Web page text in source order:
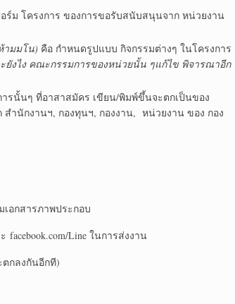
ร์ม โครงการ ของการขอรับสนับสนุนจาก หน่วยงาน
ามมโน) คือ กำหนดรูปแบบ กิจกรรมต่างๆ ในโครงการ
ยังไง คณะกรรมการของหน่วยนั้น ๆแก้ไข พิจารณาอีก
รนั้นๆ ที่อาสาสมัคร เขียน/พิมพ์ขึ้นจะตกเป็นของ
ำนักงานฯ, กองทุนฯ, กองงาน, หน่วยงาน ของ กอง
อกสารภาพประกอบ
facebook.com/Line ในการส่งงาน
ตกลงกันอีกที)